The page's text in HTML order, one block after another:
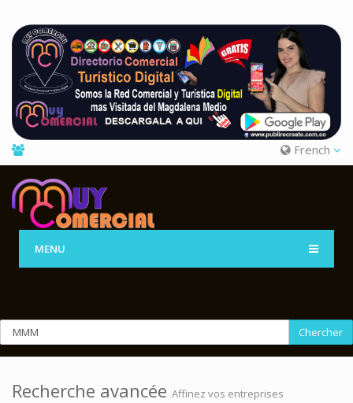
French
MENU
Chercher
Recherche avancée Affinez vos entreprises